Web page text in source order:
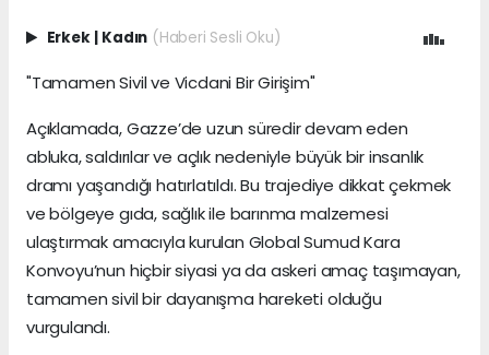
Erkek Kadın (Haberi Sesli Oku)
"Tamamen Sivil ve Vicdani Bir Girişim"
Açıklamada, Gazze’de uzun süredir devam eden
abluka, saldırılar ve açlık nedeniyle büyük bir insanlık
dramı yaşandığı hatırlatıldı. Bu trajediye dikkat çekmek
ve bölgeye gıda, sağlık ile barınma malzemesi
ulaştırmak amacıyla kurulan Global Sumud Kara
Konvoyu’nun hiçbir siyasi ya da askeri amaç taşımayan,
tamamen sivil bir dayanışma hareketi olduğu
vurgulandı.